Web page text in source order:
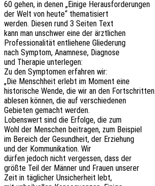
60 gehen, in denen „Einige Herausforderungen
der Welt von heute“ thematisiert
werden. Diesen rund 3 Seiten Text
kann man unschwer eine der ärztlichen
Profes­sio­na­li­tät entlie­he­ne Gliederung
nach Symptom, Anamne­se, Diagnose
und Thera­pie unterlegen:
Zu den Sympto­men erfah­ren wir:
„Die Mensch­heit erlebt im Moment eine
histo­ri­sche Wende, die wir an den Fortschritten
able­sen können, die auf verschiedenen
Gebie­ten gemacht werden.
Lobens­wert sind die Erfol­ge, die zum
Wohl der Menschen beitra­gen, zum Beispiel
im Bereich der Gesund­heit, der Erziehung
und der Kommu­ni­ka­ti­on. Wir
dürfen jedoch nicht verges­sen, dass der
größte Teil der Männer und Frauen unserer
Zeit in tägli­cher Unsi­cher­heit lebt,